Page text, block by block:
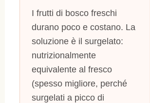
I frutti di bosco freschi
durano poco e costano. La
soluzione è il surgelato:
nutrizionalmente
equivalente al fresco
(spesso migliore, perché
surgelati a picco di